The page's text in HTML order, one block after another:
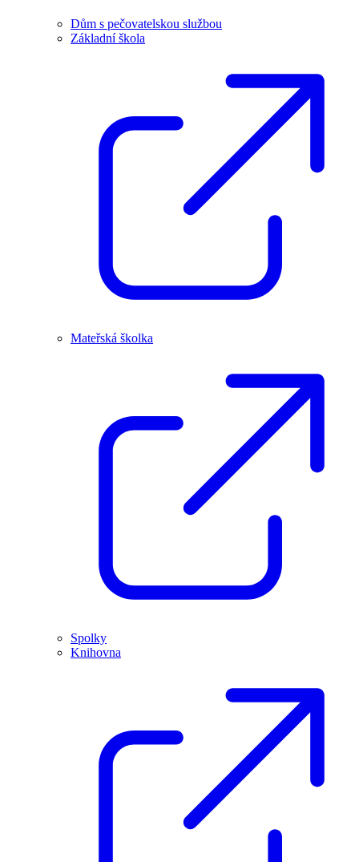
Dům s pečovatelskou službou
Základní škola
Mateřská školka
Spolky
Knihovna